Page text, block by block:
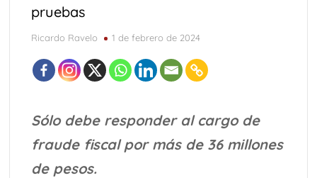
pruebas
Ricardo Ravelo 1 de febrero de 2024
Sólo debe responder al cargo de
fraude fiscal por más de 36 millones
de pesos.